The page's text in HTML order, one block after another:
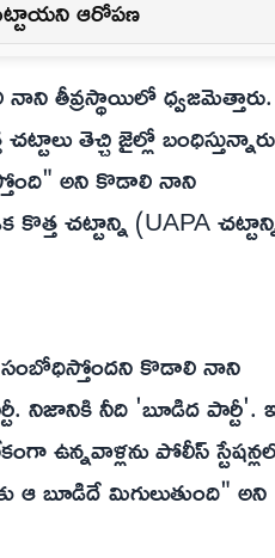
పెట్టాయని ఆరోపణ
తీవ్రస్థాయిలో ధ్వజమెత్తారు.
తెచ్చి జైల్లో
అని కొడాలి నాని
చట్టాన్ని (UAPA
సంబోధిస్తోందని కొడాలి నాని
నిజానికి నీది 'బూడిద పార్టీ'.
ఉన్నవాళ్లను పోలీస్
బూడిదే మిగులుతుంది" అని